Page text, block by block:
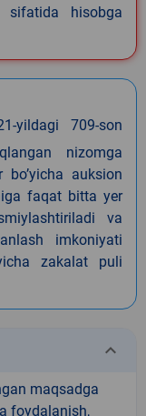
sifatida hisobga
yildagi 709-son
nizomga
auksion
faqat bitta yer
va
imkoniyati
zakalat puli
keyboard_arrow_down
maqsadga
foydalanish,